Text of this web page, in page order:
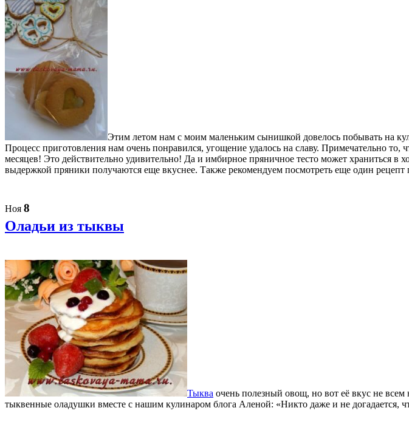
Этим летом нам с моим маленьким сынишкой довелось побывать на
Процесс приготовления нам очень понравился, угощение удалось на славу. Примечательно
месяцев! Это действительно удивительно! Да и имбирное пряничное тесто может храниться в
выдержкой пряники получаются еще вкуснее. Также рекомендуем посмотреть еще один рецепт
Ноя 8
Оладьи из тыквы
Тыква очень полезный овощ, но вот её вкус не
тыквенные оладушки вместе с нашим кулинаром блога Аленой: «Никто даже и не догадается,